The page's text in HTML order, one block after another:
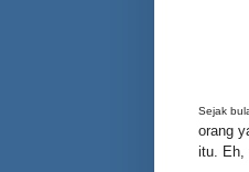
Sejak
orang
itu. Eh,